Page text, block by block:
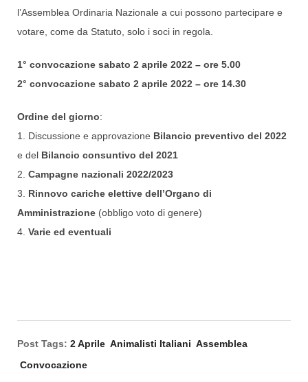
l’Assemblea Ordinaria Nazionale a cui possono partecipare e
votare, come da Statuto, solo i soci in regola.
1° convocazione sabato 2 aprile 2022 – ore 5.00
2° convocazione sabato 2 aprile 2022 – ore 14.30
Ordine del giorno:
1. Discussione e approvazione Bilancio preventivo del 2022
e del Bilancio consuntivo del 2021
2. Campagne nazionali 2022/2023
3. Rinnovo cariche elettive dell’Organo di
Amministrazione (obbligo voto di genere)
4. Varie ed eventuali
Post Tags: 2 Aprile Animalisti Italiani Assemblea
Convocazione